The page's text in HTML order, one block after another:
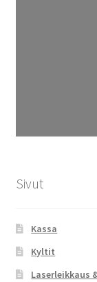
Sivut
Kassa
Kyltit
Laserleikkaus